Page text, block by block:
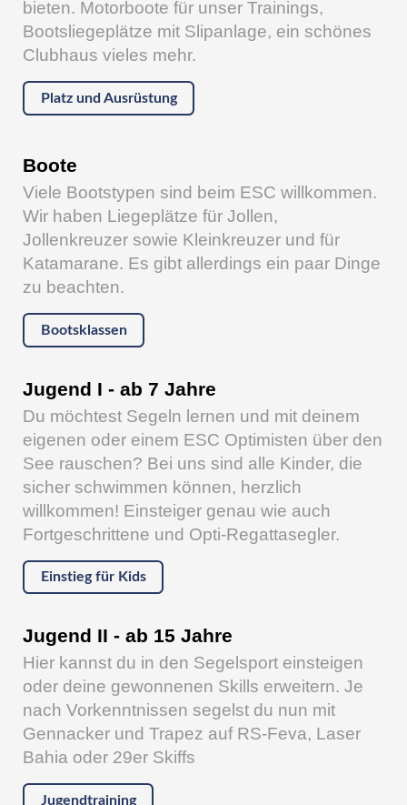
bieten. Motorboote für unser Trainings,
Bootsliegeplätze mit Slipanlage, ein schönes
Clubhaus vieles mehr.
Platz und Ausrüstung
Boote
Viele Bootstypen sind beim ESC willkommen.
Wir haben Liegeplätze für Jollen,
Jollenkreuzer sowie Kleinkreuzer und für
Katamarane. Es gibt allerdings ein paar Dinge
zu beachten.
Bootsklassen
Jugend I - ab 7 Jahre
Du möchtest Segeln lernen und mit deinem
eigenen oder einem ESC Optimisten über den
See rauschen? Bei uns sind alle Kinder, die
sicher schwimmen können, herzlich
willkommen! Einsteiger genau wie auch
Fortgeschrittene und Opti-Regattasegler.
Einstieg für Kids
Jugend II - ab 15 Jahre
Hier kannst du in den Segelsport einsteigen
oder deine gewonnenen Skills erweitern. Je
nach Vorkenntnissen segelst du nun mit
Gennacker und Trapez auf RS-Feva, Laser
Bahia oder 29er Skiffs
Jugendtraining